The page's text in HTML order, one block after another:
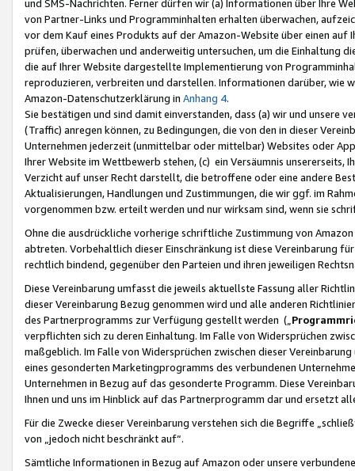
und SMS-Nachrichten. Ferner dürfen wir (a) Informationen über Ihre
von Partner-Links und Programminhalten erhalten überwachen,
vor dem Kauf eines Produkts auf der Amazon-Website über einen
prüfen, überwachen und anderweitig untersuchen, um die Einhaltung
die auf Ihrer Website dargestellte Implementierung von
reproduzieren, verbreiten und darstellen. Informationen darüber, wie
Amazon-Datenschutzerklärung in Anhang 4.
Sie bestätigen und sind damit einverstanden, dass (a) wir und
(Traffic) anregen können, zu Bedingungen, die von den in dieser
Unternehmen jederzeit (unmittelbar oder mittelbar) Websites oder
Ihrer Website im Wettbewerb stehen, (c) ein Versäumnis unsererseits,
Verzicht auf unser Recht darstellt, die betroffene oder eine andere
Aktualisierungen, Handlungen und Zustimmungen, die wir ggf. im
vorgenommen bzw. erteilt werden und nur wirksam sind, wenn sie
Ohne die ausdrückliche vorherige schriftliche Zustimmung von
abtreten. Vorbehaltlich dieser Einschränkung ist diese Vereinbarung
rechtlich bindend, gegenüber den Parteien und ihren jeweiligen
Diese Vereinbarung umfasst die jeweils aktuellste Fassung aller
dieser Vereinbarung Bezug genommen wird und alle anderen
des Partnerprogramms zur Verfügung gestellt werden („
verpflichten sich zu deren Einhaltung. Im Falle von Widersprüchen
maßgeblich. Im Falle von Widersprüchen zwischen dieser
eines gesonderten Marketingprogramms des verbundenen
Unternehmen in Bezug auf das gesonderte Programm. Diese
Ihnen und uns im Hinblick auf das Partnerprogramm dar und ersetzt
Für die Zwecke dieser Vereinbarung verstehen sich die Begriffe
von „jedoch nicht beschränkt auf“.
Sämtliche Informationen in Bezug auf Amazon oder unsere